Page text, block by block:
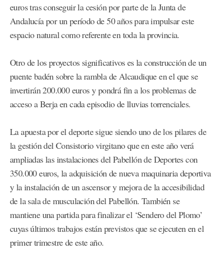
euros tras conseguir la cesión por parte de la Junta de
Andalucía por un período de 50 años para impulsar este
espacio natural como referente en toda la provincia.
Otro de los proyectos significativos es la construcción de un
puente badén sobre la rambla de Alcaudique en el que se
invertirán 200.000 euros y pondrá fin a los problemas de
acceso a Berja en cada episodio de lluvias torrenciales.
La apuesta por el deporte sigue siendo uno de los pilares de
la gestión del Consistorio virgitano que en este año verá
ampliadas las instalaciones del Pabellón de Deportes con
350.000 euros, la adquisición de nueva maquinaria deportiva
y la instalación de un ascensor y mejora de la accesibilidad
de la sala de musculación del Pabellón. También se
mantiene una partida para finalizar el ‘Sendero del Plomo’
cuyas últimos trabajos están previstos que se ejecuten en el
primer trimestre de este año.